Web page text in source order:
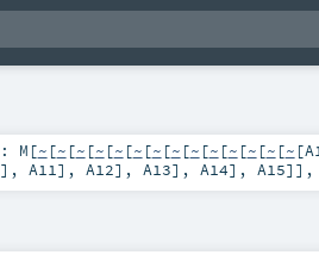
M [~ [~ [~ [~ [~ [~ [~ [~ [~ [~ [~ [~ [~ [~ [A1
], A11 ], A12], A13], A14], A15]] ,